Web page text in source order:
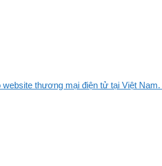
thương mại điện tử tại Việt